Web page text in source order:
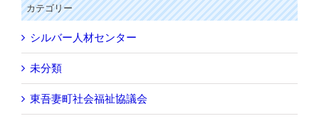
カテゴリー
シルバー人材センター
未分類
東吾妻町社会福祉協議会